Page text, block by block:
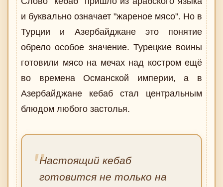
и буквально означает "жареное мясо". Но в
Турции и Азербайджане это понятие
обрело особое значение. Турецкие воины
готовили мясо на мечах над костром ещё
во времена Османской империи, а в
Азербайджане кебаб стал центральным
блюдом любого застолья.
Настоящий кебаб
готовится не только на